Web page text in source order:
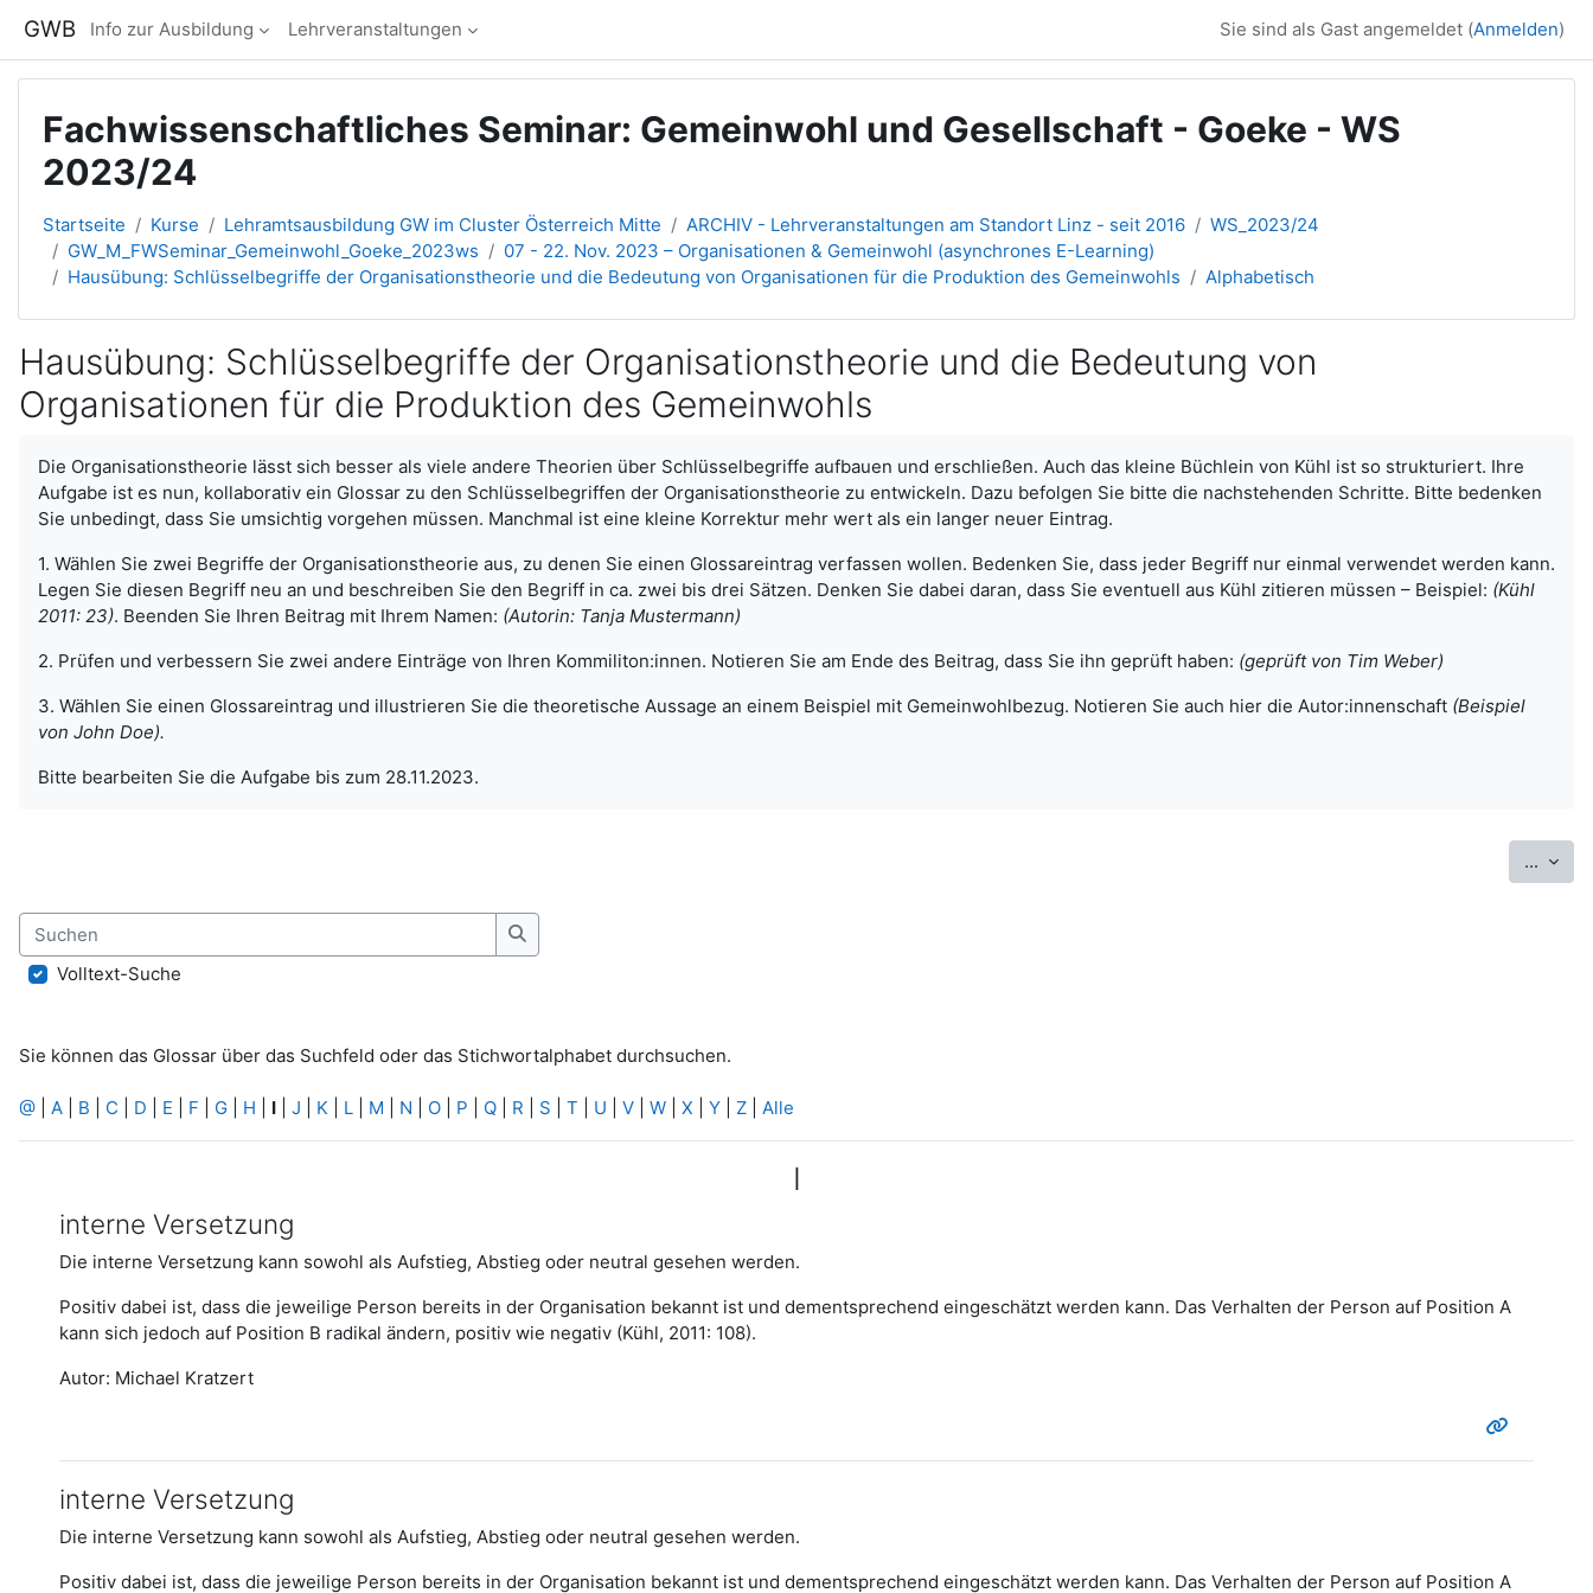
GWB Info zur Ausbildung Lehrveranstaltungen Sie sind als Gast angemeldet (Anmelden)
Fachwissenschaftliches Seminar: Gemeinwohl und Gesellschaft - Goeke - WS
2023/24
Startseite Kurse Lehramtsausbildung GW im Cluster Österreich Mitte ARCHIV - Lehrveranstaltungen am Standort Linz - seit 2016
WS_2023/24
GW_M_FWSeminar_Gemeinwohl_Goeke_2023ws
07 - 22. Nov. 2023 – Organisationen & Gemeinwohl (asynchrones E-Learning)
Hausübung: Schlüsselbegriffe der Organisationstheorie und die Bedeutung von Organisationen für die Produktion des Gemeinwohls
Alphabetisch
Hausübung: Schlüsselbegriffe der Organisationstheorie und die Bedeutung von
Organisationen für die Produktion des Gemeinwohls
Die Organisationstheorie lässt sich besser als viele andere Theorien über Schlüsselbegriffe aufbauen und erschließen. Auch das kleine Büchlein von Kühl ist so strukturiert. Ihre
Aufgabe ist es nun, kollaborativ ein Glossar zu den Schlüsselbegriffen der Organisationstheorie zu entwickeln. Dazu befolgen Sie bitte die nachstehenden Schritte. Bitte bedenken
Sie unbedingt, dass Sie umsichtig vorgehen müssen. Manchmal ist eine kleine Korrektur mehr wert als ein langer neuer Eintrag.
1. Wählen Sie zwei Begriffe der Organisationstheorie aus, zu denen Sie einen Glossareintrag verfassen wollen. Bedenken Sie, dass jeder Begriff nur einmal verwendet werden kann.
Legen Sie diesen Begriff neu an und beschreiben Sie den Begriff in ca. zwei bis drei Sätzen. Denken Sie dabei daran, dass Sie eventuell aus Kühl zitieren müssen – Beispiel: (Kühl
2011: 23). Beenden Sie Ihren Beitrag mit Ihrem Namen: (Autorin: Tanja Mustermann)
2. Prüfen und verbessern Sie zwei andere Einträge von Ihren Kommiliton:innen. Notieren Sie am Ende des Beitrag, dass Sie ihn geprüft haben: (geprüft von Tim Weber)
3. Wählen Sie einen Glossareintrag und illustrieren Sie die theoretische Aussage an einem Beispiel mit Gemeinwohlbezug. Notieren Sie auch hier die Autor:innenschaft (Beispiel
von John Doe).
Bitte bearbeiten Sie die Aufgabe bis zum 28.11.2023.
...
Suchen
Suchen
Volltext-Suche
Sie können das Glossar über das Suchfeld oder das Stichwortalphabet durchsuchen.
@ A B C D E F G H I J K L M N O P Q R S T U V W X Y Z Alle
I
interne Versetzung
Die interne Versetzung kann sowohl als Aufstieg, Abstieg oder neutral gesehen werden.
Positiv dabei ist, dass die jeweilige Person bereits in der Organisation bekannt ist und dementsprechend eingeschätzt werden kann. Das Verhalten der Person auf Position A
kann sich jedoch auf Position B radikal ändern, positiv wie negativ (Kühl, 2011: 108).
Autor: Michael Kratzert
interne Versetzung
Die interne Versetzung kann sowohl als Aufstieg, Abstieg oder neutral gesehen werden.
Positiv dabei ist, dass die jeweilige Person bereits in der Organisation bekannt ist und dementsprechend eingeschätzt werden kann. Das Verhalten der Person auf Position A